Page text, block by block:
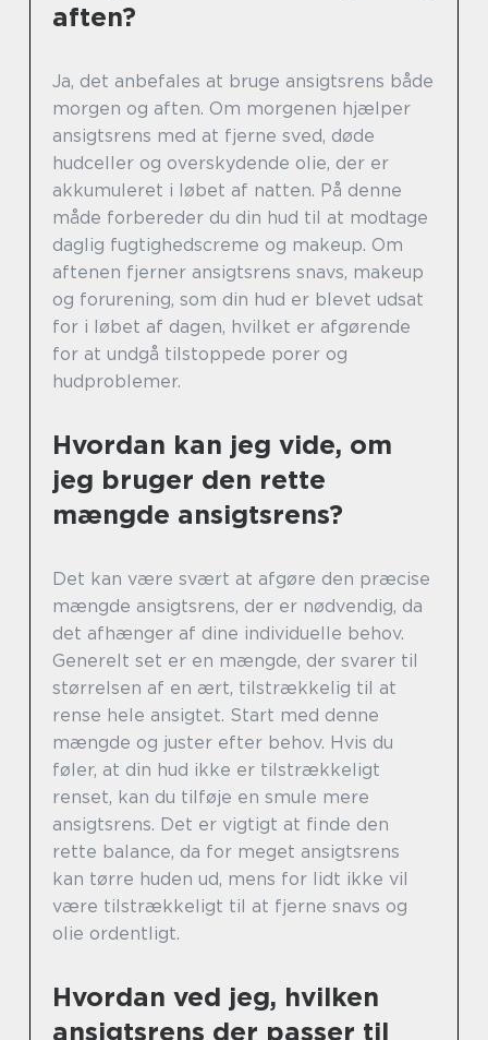
aften?
Ja, det anbefales at bruge ansigtsrens både
morgen og aften. Om morgenen hjælper
ansigtsrens med at fjerne sved, døde
hudceller og overskydende olie, der er
akkumuleret i løbet af natten. På denne
måde forbereder du din hud til at modtage
daglig fugtighedscreme og makeup. Om
aftenen fjerner ansigtsrens snavs, makeup
og forurening, som din hud er blevet udsat
for i løbet af dagen, hvilket er afgørende
for at undgå tilstoppede porer og
hudproblemer.
Hvordan kan jeg vide, om
jeg bruger den rette
mængde ansigtsrens?
Det kan være svært at afgøre den præcise
mængde ansigtsrens, der er nødvendig, da
det afhænger af dine individuelle behov.
Generelt set er en mængde, der svarer til
størrelsen af en ært, tilstrækkelig til at
rense hele ansigtet. Start med denne
mængde og juster efter behov. Hvis du
føler, at din hud ikke er tilstrækkeligt
renset, kan du tilføje en smule mere
ansigtsrens. Det er vigtigt at finde den
rette balance, da for meget ansigtsrens
kan tørre huden ud, mens for lidt ikke vil
være tilstrækkeligt til at fjerne snavs og
olie ordentligt.
Hvordan ved jeg, hvilken
ansigtsrens der passer til